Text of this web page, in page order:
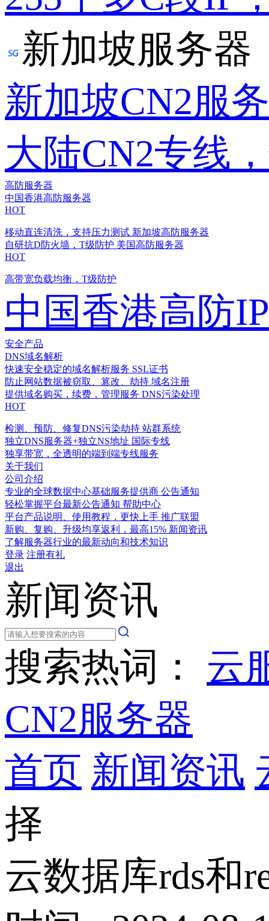
新加坡服务器
新加坡CN2服
大陆CN2专线
高防服务器
中国香港高防服务器
HOT
移动直连清洗，支持压力测试 新加坡高防服务器
自研抗D防火墙，T级防护 美国高防服务器
HOT
高带宽负载均衡，T级防护
中国香港高防IP
安全产品
DNS域名解析
快速安全稳定的域名解析服务 SSL证书
防止网站数据被窃取、篡改、劫持 域名注册
提供域名购买，续费，管理服务 DNS污染处理
HOT
检测、预防、修复DNS污染劫持 站群系统
独立DNS服务器+独立NS地址 国际专线
独享带宽，全透明的端到端专线服务
关于我们
公司介绍
专业的全球数据中心基础服务提供商 公告通知
轻松掌握平台最新公告通知 帮助中心
平台产品说明、使用教程，更快上手 推广联盟
新购、复购、升级均享返利，最高15% 新闻资讯
了解服务器行业的最新动向和技术知识
登录 注册有礼
退出
新闻资讯
搜索热词： 云
CN2服务器
首页 新闻资讯
择
云数据库rds和